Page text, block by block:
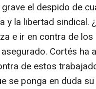
el despido de
y la libertad sindical.
e ir en contra de
Cortés ha
de estos
se ponga en duda